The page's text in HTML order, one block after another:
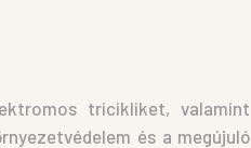
tricikliket, valamint
és a megújuló